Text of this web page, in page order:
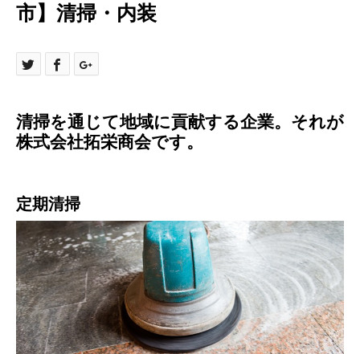
市】清掃・内装
清掃を通じて地域に貢献する企業。それが
株式会社拓栄商会です。
定期清掃